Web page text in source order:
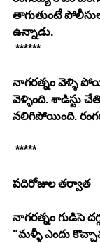
తాగుతుంటే
ఉన్నాడు.
******
నాగరత్నం వెళ్ళి
వెళ్ళింది. శాడిస్టు
నలిగిపోయింది.
*****
పదిరోజుల తర్వాత
నాగరత్నం గుడిసె
"మళ్ళీ ఎందు